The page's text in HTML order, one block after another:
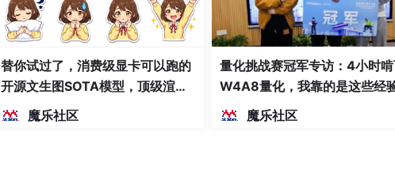
替你试过了，消费级显卡可以跑的
开源文生图SOTA模型，顶级渲
染、高密度文本绘图
魔乐社区
量化挑战赛冠军专访：4小时
W4A8量化，我靠的是这些经
魔乐社区